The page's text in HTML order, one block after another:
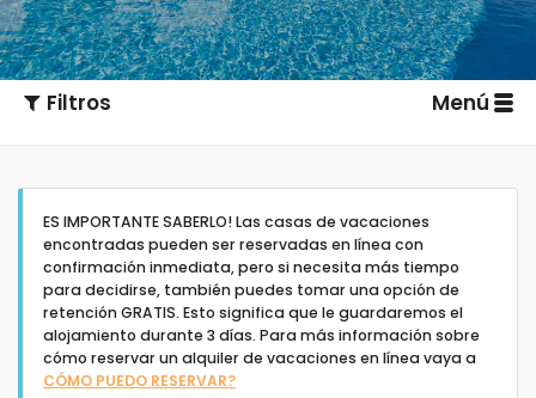
Filtros Menú
Tipo de alojamiento
ES IMPORTANTE SABERLO! Las casas de vacaciones
encontradas pueden ser reservadas en línea con
confirmación inmediata, pero si necesita más tiempo
para decidirse, también puedes tomar una opción de
retención GRATIS. Esto significa que le guardaremos el
alojamiento durante 3 días. Para más información sobre
cómo reservar un alquiler de vacaciones en línea vaya a
CÓMO PUEDO RESERVAR?